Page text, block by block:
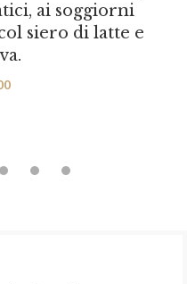
ai soggiorni
siero di latte e